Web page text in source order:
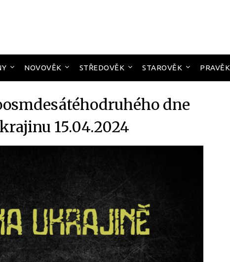
NOVOVĚK STŘEDOVĚK STAROVĚK PRAVĚK
dne
15.04.2024